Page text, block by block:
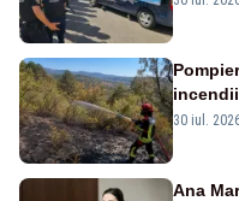
30 iul.
Ana